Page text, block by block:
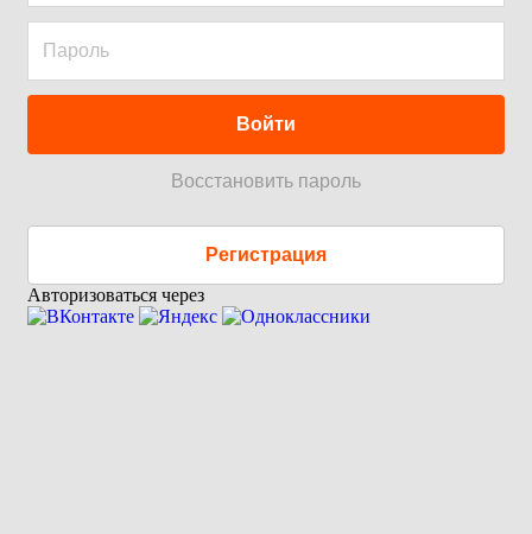
Войти
Восстановить пароль
Регистрация
Авторизоваться через